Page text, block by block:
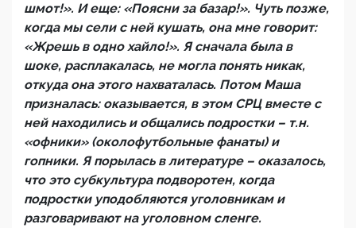
шмот!». И еще: «Поясни за базар!». Чуть позже,
когда мы сели с ней кушать, она мне говорит:
«Жрешь в одно хайло!». Я сначала была в
шоке, расплакалась, не могла понять никак,
откуда она этого нахваталась. Потом Маша
призналась: оказывается, в этом СРЦ вместе с
ней находились и общались подростки – т.н.
«офники» (околофутбольные фанаты) и
гопники. Я порылась в литературе – оказалось,
что это субкультура подворотен, когда
подростки уподобляются уголовникам и
разговаривают на уголовном сленге.